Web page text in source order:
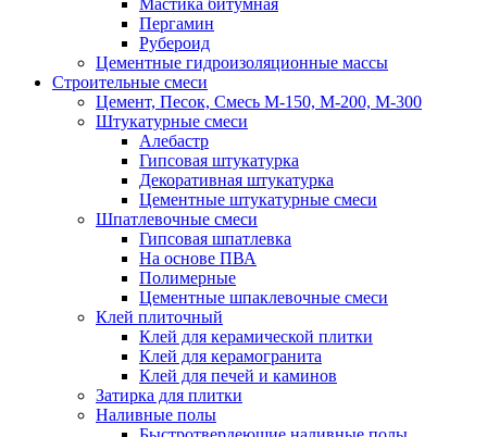
Мастика битумная
Пергамин
Рубероид
Цементные гидроизоляционные массы
Строительные смеси
Цемент, Песок, Смесь М-150, М-200, М-300
Штукатурные смеси
Алебастр
Гипсовая штукатурка
Декоративная штукатурка
Цементные штукатурные смеси
Шпатлевочные смеси
Гипсовая шпатлевка
На основе ПВА
Полимерные
Цементные шпаклевочные смеси
Клей плиточный
Клей для керамической плитки
Клей для керамогранита
Клей для печей и каминов
Затирка для плитки
Наливные полы